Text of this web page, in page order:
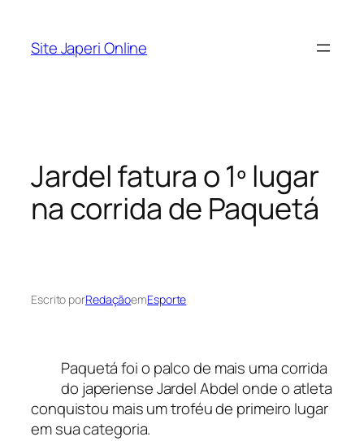
Site Japeri Online
Jardel fatura o 1º lugar
na corrida de Paquetá
Escrito porRedaçãoemEsporte
Paquetá foi o palco de mais uma corrida
do japeriense Jardel Abdel onde o atleta
conquistou mais um troféu de primeiro lugar
em sua categoria.